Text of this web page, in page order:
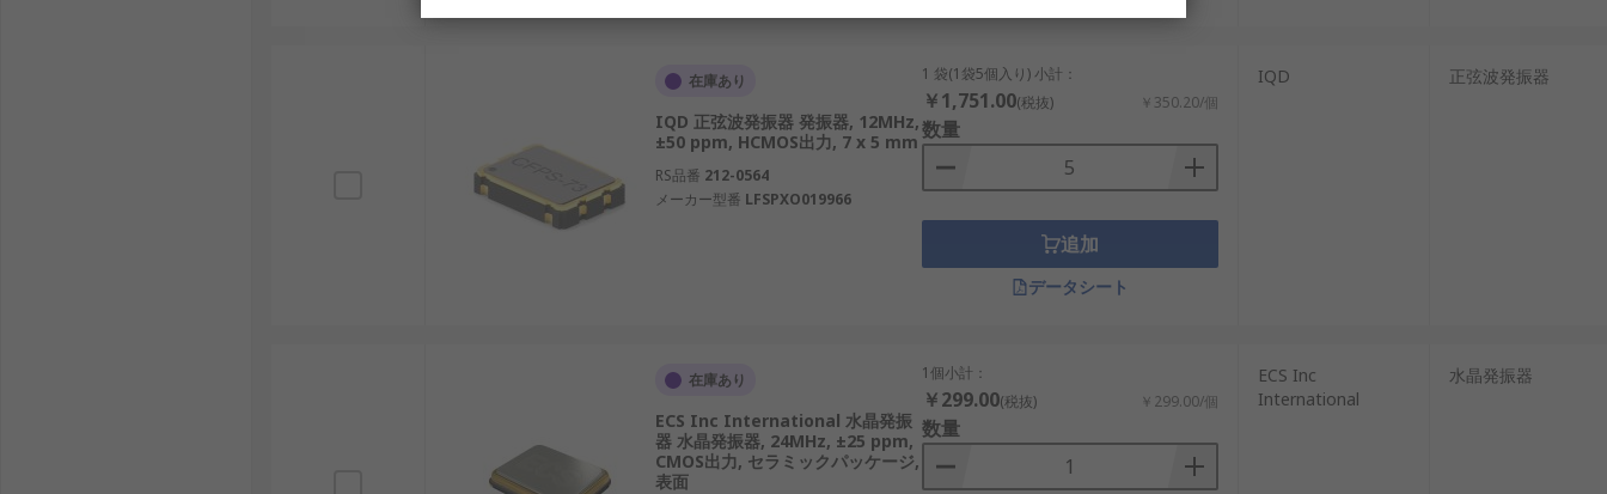
京セラAVX: セラミック技術を活かした多彩な発振器を製造しています。
水晶発振器は、日本の通信、産業ロボット、再生可能エネルギーシステムなどにおいて不可欠な部品です。高精度かつ信頼性の高い信号生成能力により、今後
水晶発振器用RSコンポーネントのご紹介
RSは、日本全国で使用される水晶発振器の世界的なサプライヤーとして認知されています。当社は、日本の高い性能・信頼性基準を満たす水晶発振器を提供し
ており、産業用途から革新的なプロジェクトまで対応する幅広い水晶発振器卸売価格で取り扱っています。おすすめ品や交換部品も低価格でご用意していま
在庫あり
IQD 正弦波発振器 発振器, 12MHz,
±50 ppm, HCMOS出力, 7 x 5 mm
RS品番 212-0564
メーカー型番 LFSPXO019966
1 袋(1袋5個入り) 小計：
￥1,751.00(税抜) ￥350.20/個
数量
追加
データシート
IQD 正弦波発振器
在庫あり
ECS Inc International 水晶発振
器 水晶発振器, 24MHz, ±25 ppm,
CMOS出力, セラミックパッケージ,
表面
1個小計：
￥299.00(税抜) ￥299.00/個
数量
ECS Inc
International
水晶発振器